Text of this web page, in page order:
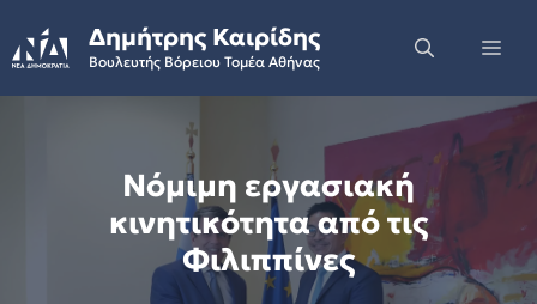
to
content
Δημήτρης Καιρίδης
Βουλευτής Βόρειου Τομέα Αθήνας
Νόμιμη εργασιακή
κινητικότητα από τις
Φιλιππίνες